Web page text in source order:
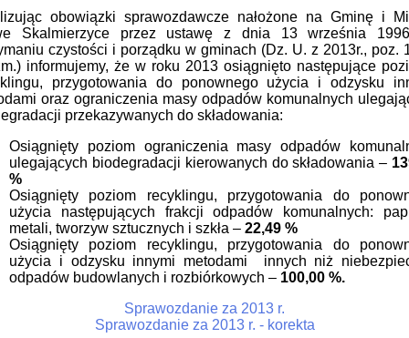
obowiązki sprawozdawcze nałożone na Gminę i
Skalmierzyce przez ustawę z dnia 13 września
czystości i porządku w gminach (Dz. U. z 2013r., poz.
informujemy, że w roku 2013 osiągnięto następujące
przygotowania do ponownego użycia i odzysku
oraz ograniczenia masy odpadów komunalnych
przekazywanych do składowania:
Osiągnięty poziom ograniczenia masy odpadów
ulegających biodegradacji kierowanych do składowania –
%
Osiągnięty poziom recyklingu, przygotowania do
użycia następujących frakcji odpadów komunalnych:
metali, tworzyw sztucznych i szkła – 22,49 %
Osiągnięty poziom recyklingu, przygotowania do
użycia i odzysku innymi metodami innych niż
odpadów budowlanych i rozbiórkowych – 100,00 %.
Sprawozdanie za 2013 r.
Sprawozdanie za 2013 r. - korekta